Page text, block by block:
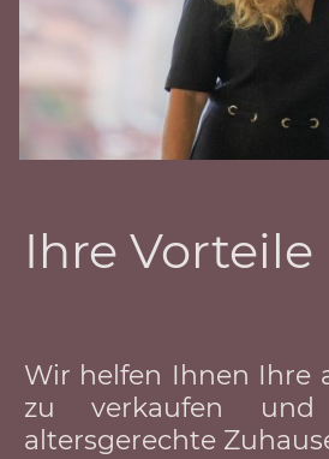
Ihre Vorteile
Wir helfen Ihnen Ihre
zu verkaufen
altersgerechte